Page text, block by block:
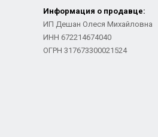
Информация о продавце:
ИП Дешан Олеся Михайловна
ИНН 672214674040
ОГРН 317673300021524